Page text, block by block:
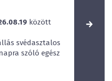
között
svédasztalos
szóló egész